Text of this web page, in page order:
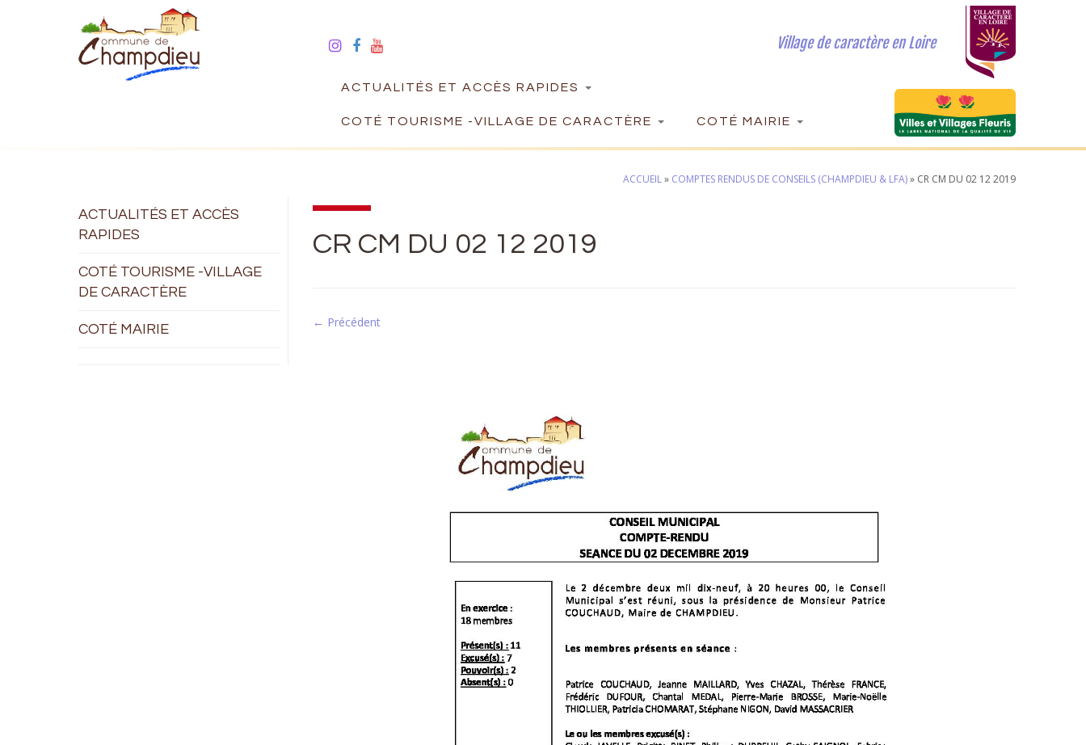
Village de caractère en Loire
ACTUALITÉS ET ACCÈS RAPIDES
COTÉ TOURISME -VILLAGE DE CARACTÈRE COTÉ MAIRIE
ACCUEIL» COMPTES RENDUS DE CONSEILS (CHAMPDIEU & LFA)» CR CM DU 02 12 2019
ACTUALITÉS ET ACCÈS
RAPIDES
COTÉ TOURISME -VILLAGE
DE CARACTÈRE
COTÉ MAIRIE
CR CM DU 02 12 2019
← Précédent